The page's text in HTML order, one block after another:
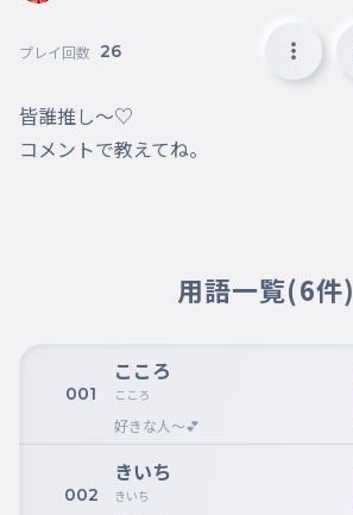
プレイ回数 26
皆誰推し〜♡
コメントで教えてね。
用語一覧(6件)
001
こころ
こころ
好きな人〜💕
002
きいち
きいち